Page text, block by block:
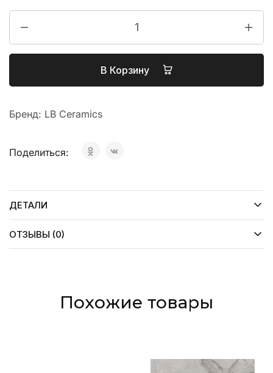
В Корзину
Бренд: LB Ceramics
Поделиться:
ДЕТАЛИ
ОТЗЫВЫ (0)
Похожие товары